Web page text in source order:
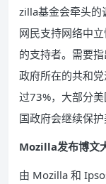
zilla基金会牵头的
网民支持网络中
的支持者。需要
政府所在的共和
过73%，大部分
国政府会继续保护
Mozilla发布博文
由 Mozilla 和